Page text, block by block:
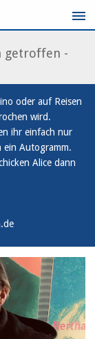
getroffen -
oder auf Reisen
wird.
ihr einfach nur
ein Autogramm.
Alice dann